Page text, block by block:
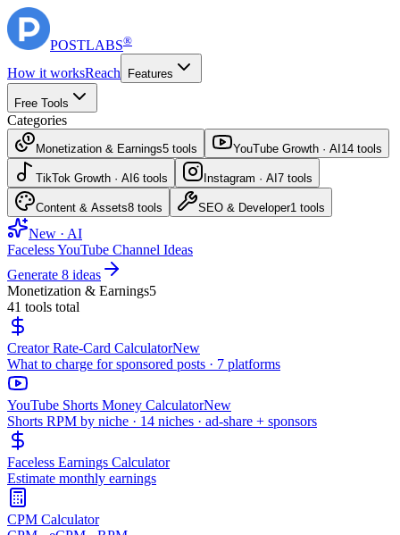
POSTLABS®
How it worksReach Features
Free Tools
Categories
Monetization & Earnings5 tools YouTube Growth · AI 14 tools
TikTok Growth · AI 6 tools Instagram · AI 7 tools
Content & Assets8 tools SEO & Developer1 tools
New · AI
Faceless YouTube Channel Ideas
Generate 8 ideas
Monetization & Earnings5
41 tools total
Creator Rate-Card CalculatorNew
What to charge for sponsored posts · 7 platforms
YouTube Shorts Money CalculatorNew
Shorts RPM by niche · 14 niches · ad-share + sponsors
Faceless Earnings Calculator
Estimate monthly earnings
CPM Calculator